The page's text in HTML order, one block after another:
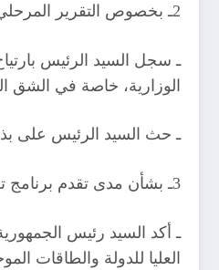
2ـ بخصوص التقرير المرحلي المتعلق بمدى تقدم الرقمنة:
ـ سجل السيد الرئيس
الوزارية، خاصة في الشق
ـ حث السيد الرئيس على
3ـ بشأن مدى تقدم برنامج تطوير الطاقات المتجددة:
ـ أكد السيد رئيس
العليا للدولة والطاقات